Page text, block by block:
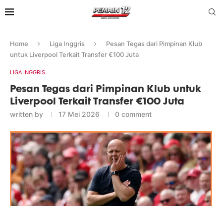
Home Liga Inggris
Pesan Tegas dari Pimpinan Klub
untuk Liverpool Terkait Transfer €100 Juta
LIGA INGGRIS
Pesan Tegas dari Pimpinan Klub untuk
Liverpool Terkait Transfer €100 Juta
written by 17 Mei 2026 0 comment